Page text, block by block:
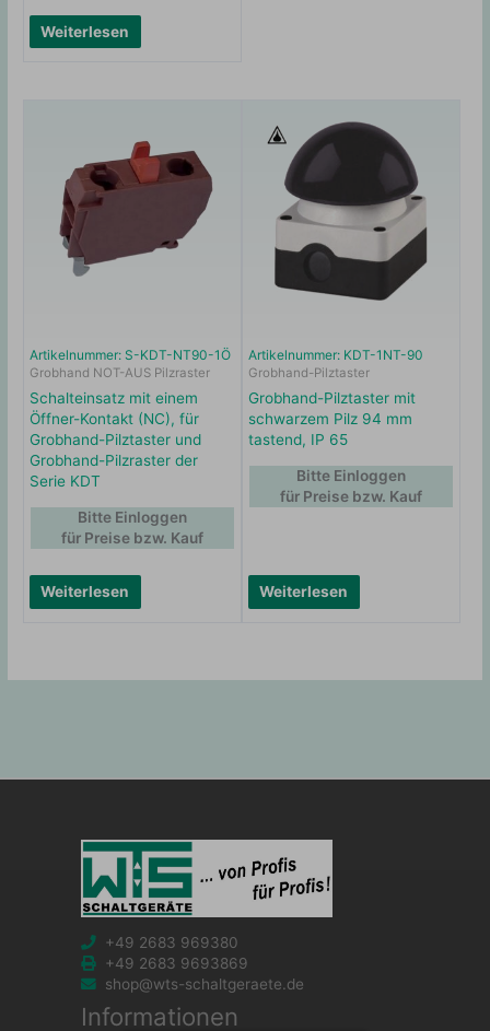
Weiterlesen
Artikelnummer: S-KDT-NT90-1Ö
Grobhand NOT-AUS Pilzraster
Schalteinsatz mit einem
Öffner-Kontakt (NC), für
Grobhand-Pilztaster und
Grobhand-Pilzraster der
Serie KDT
Weiterlesen
Bitte Einloggen
für Preise bzw. Kauf
Artikelnummer: KDT-1NT-90
Grobhand-Pilztaster
Grobhand-Pilztaster mit
schwarzem Pilz 94 mm
tastend, IP 65
Weiterlesen
Bitte Einloggen
für Preise bzw. Kauf
+49 2683 969380
+49 2683 9693869
shop@wts-schaltgeraete.de
Informationen